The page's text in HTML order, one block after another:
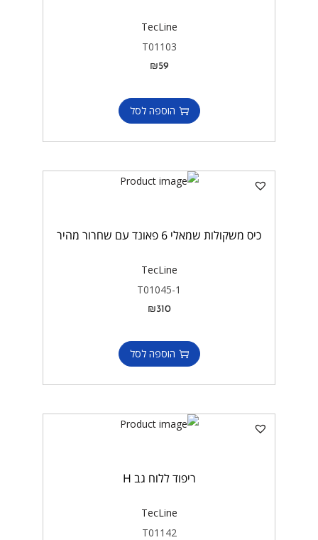
TecLine
T01103
₪59
הוספה לסל
כיס משקולות שמאלי 6 פאונד עם שחרור מהיר
TecLine
T01045-1
₪310
הוספה לסל
ריפוד ללוח גב H
TecLine
T01142